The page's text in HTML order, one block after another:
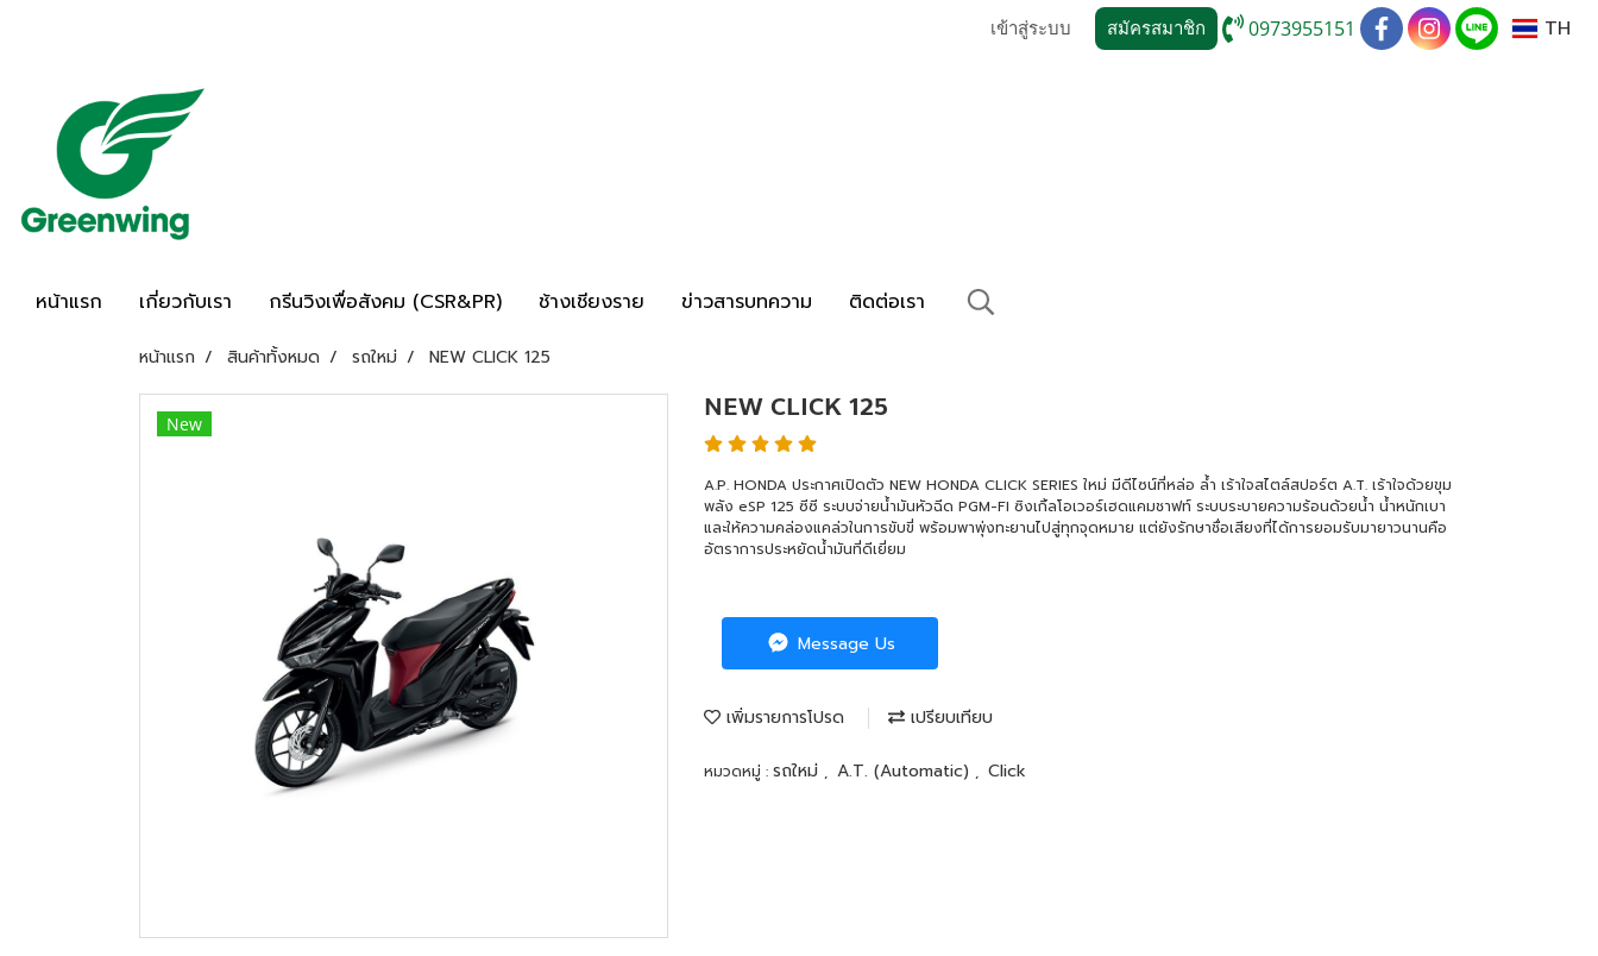
เข้าสู่ระบบ สมัครสมาชิก 0973955151 TH
หน้าแรก เกี่ยวกับเรา กรีนวิงเพื่อสังคม (CSR&PR) ช้างเชียงราย ข่าวสารบทความ ติดต่อเรา
หน้าแรก สินค้าทั้งหมด รถใหม่ NEW CLICK 125
New NEW CLICK 125
A.P. HONDA ประกาศเปิดตัว NEW HONDA CLICK SERIES ใหม่ มีดีไซน์ที่หล่อ ล้ำ เร้าใจสไตล์สปอร์ต A.T. เร้าใจด้วยขุม
พลัง eSP 125 ซีซี ระบบจ่ายน้ำมันหัวฉีด PGM-FI ซิงเกิ้ลโอเวอร์เฮดแคมชาฟท์ ระบบระบายความร้อนด้วยน้ำ น้ำหนักเบา
และให้ความคล่องแคล่วในการขับขี่ พร้อมพาพุ่งทะยานไปสู่ทุกจุดหมาย แต่ยังรักษาชื่อเสียงที่ได้การยอมรับมายาวนานคือ
อัตราการประหยัดน้ำมันที่ดีเยี่ยม
Message Us
เพิ่มรายการโปรด เปรียบเทียบ
หมวดหมู่ : รถใหม่ , A.T. (Automatic) , Click